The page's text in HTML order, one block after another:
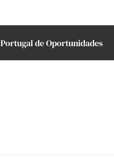
Portugal de Oportunidades